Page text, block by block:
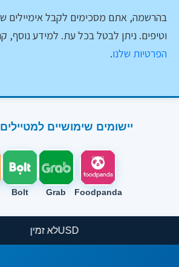
בהרשמה, אתם מסכימים לקבל אימיילים
וטיפים. ניתן לבטל בכל עת. למידע נוסף,
הפרטיות שלנו.
יישומים שימושיים
Foodpanda
Grab
Bolt
USDלא זמין